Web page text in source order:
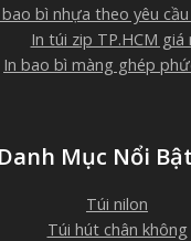
bao bì nhựa theo yêu
In túi zip TP.HCM giá
In bao bì màng ghép
Danh Mục Nổi Bật
Túi nilon
Túi hút chân không